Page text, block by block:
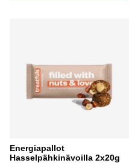
Energiapallot
Hasselpähkinävoilla 2x20g